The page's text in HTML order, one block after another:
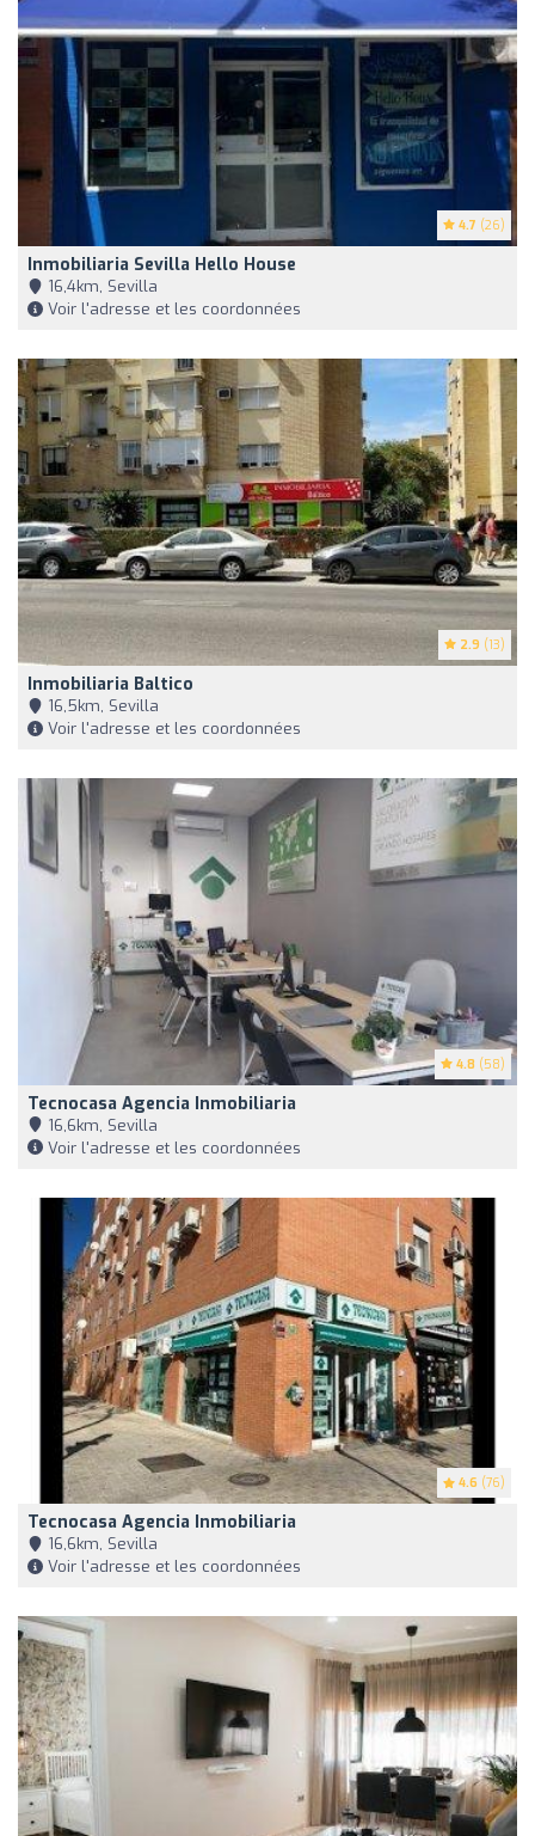
4.7 (26)
Inmobiliaria Sevilla Hello House
16,4km, Sevilla
Voir l'adresse et les coordonnées
2.9 (13)
Inmobiliaria Baltico
16,5km, Sevilla
Voir l'adresse et les coordonnées
4.8 (58)
Tecnocasa Agencia Inmobiliaria
16,6km, Sevilla
Voir l'adresse et les coordonnées
4.6 (76)
Tecnocasa Agencia Inmobiliaria
16,6km, Sevilla
Voir l'adresse et les coordonnées